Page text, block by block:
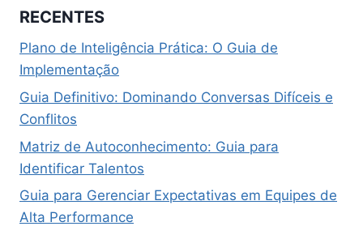
RECENTES
Plano de Inteligência Prática: O Guia de
Implementação
Guia Definitivo: Dominando Conversas Difíceis e
Conflitos
Matriz de Autoconhecimento: Guia para
Identificar Talentos
Guia para Gerenciar Expectativas em Equipes de
Alta Performance